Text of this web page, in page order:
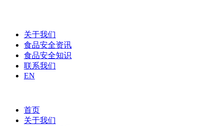
关于我们
食品安全资讯
食品安全知识
联系我们
EN
首页
关于我们